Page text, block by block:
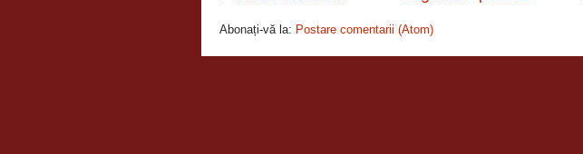
Abonați-vă la: Postare comentarii (Atom)